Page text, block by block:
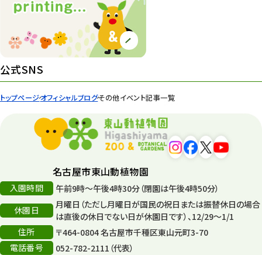
トップページオフィシャルブログその他イベント記事一覧
紅葉情報
ズーボ
イベント
平和公園
森のとこやさん
再生
公式SNS
名古屋市東山動植物園
入園時間
午前9時～午後4時30分（閉園は午後4時50分）
休園日
月曜日（ただし月曜日が国民の祝日または振替休日の場合
は直後の休日でない日が休園日です）、12/29～1/1
住所
〒464-0804 名古屋市千種区東山元町3-70
電話番号
052-782-2111（代表）